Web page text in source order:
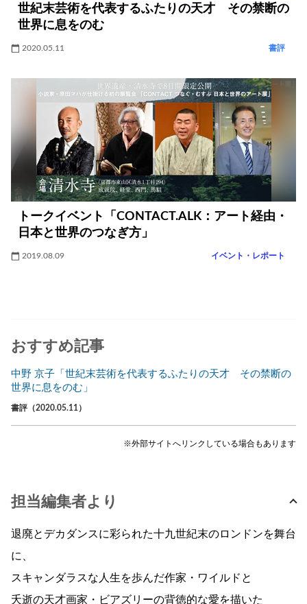
世紀末芸術を代表するふたりの天才 その禁断の
世界に息をのむ
2020.05.11 書評
トークイベント「CONTACT.ALK：アート経由・
日本と世界のつなぎ方」
2019.08.09 イベント・レポート
おすすめ記事
中野 京子「世紀末芸術を代表するふたりの天才 その禁断の
世界に息をのむ」
書評（2020.05.11）
※外部サイトへリンクしている場合もあります
担当編集者より
退廃とデカダンスに彩られた十九世紀末のロンドンを舞台
に、
スキャンダラスな人生を歩んだ作家・ワイルドと
夭逝の天才画家・ビアズリーの背徳的な愛を描いた